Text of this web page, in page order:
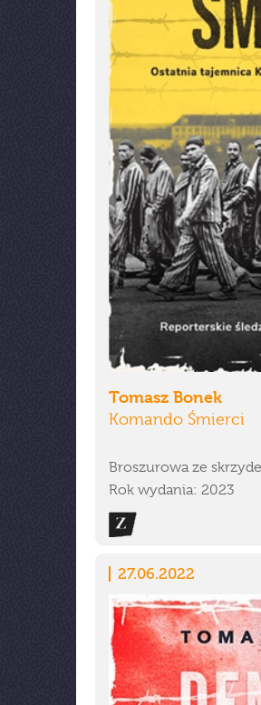
Tomasz Bonek
Komando Śmierci
Broszurowa ze
Rok wydania: 2023
27.06.2022